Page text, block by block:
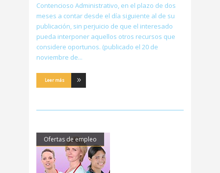
Contencioso Administrativo, en el plazo de dos
meses a contar desde el día siguiente al de su
publicación, sin perjuicio de que el interesado
pueda interponer aquellos otros recursos que
considere oportunos. (publicado el 20 de
noviembre de
Leer más
Ofertas de empleo